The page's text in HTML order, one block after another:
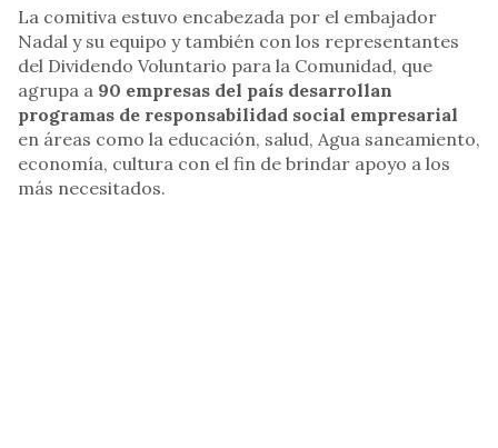
La comitiva estuvo encabezada por el embajador
Nadal y su equipo y también con los representantes
del Dividendo Voluntario para la Comunidad, que
agrupa a 90 empresas del país desarrollan
programas de responsabilidad social empresarial
en áreas como la educación, salud, Agua saneamiento,
economía, cultura con el fin de brindar apoyo a los
más necesitados.